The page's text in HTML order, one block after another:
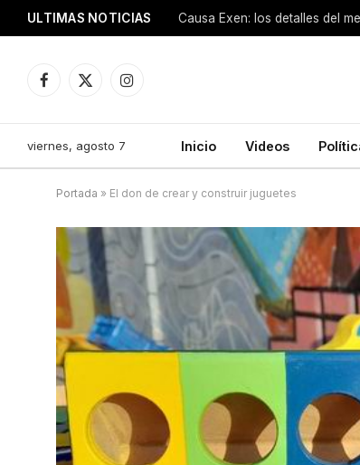
ULTIMAS NOTICIAS
Facebook
X
Instagram
viernes, agosto 7 Inicio Videos
Portada » El don de crear y construir juguetes